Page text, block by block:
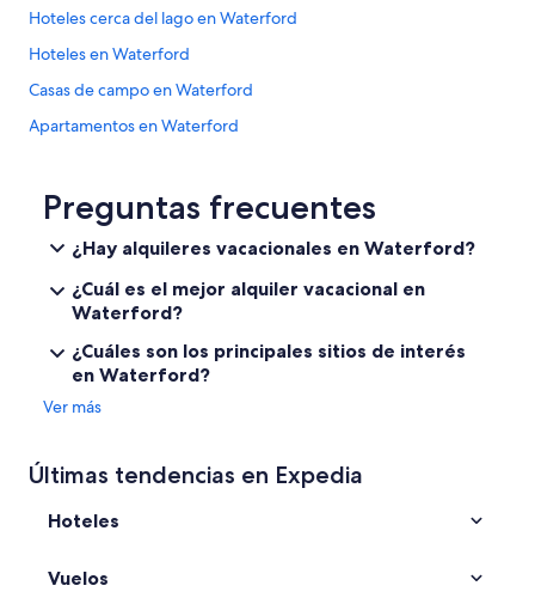
Hoteles cerca del lago en Waterford
Hoteles en Waterford
Casas de campo en Waterford
Apartamentos en Waterford
Hoteles en Woodstown
Hoteles en Dunmore
Hoteles en Dunhill
Preguntas frecuentes
¿Hay alquileres vacacionales en Waterford?
¿Cuál es el mejor alquiler vacacional en
Waterford?
¿Cuáles son los principales sitios de interés
en Waterford?
Ver más
Últimas tendencias en Expedia
Hoteles
Vuelos